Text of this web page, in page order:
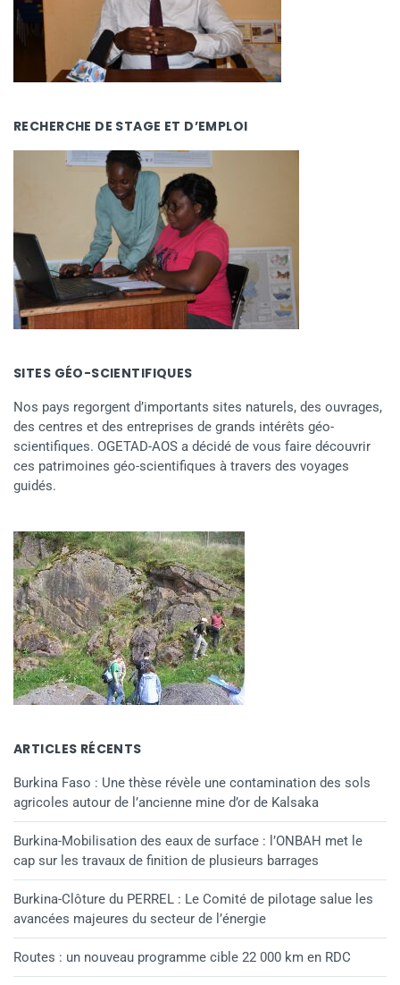
RECHERCHE DE STAGE ET D’EMPLOI
SITES GÉO-SCIENTIFIQUES
Nos pays regorgent d’importants sites naturels, des ouvrages,
des centres et des entreprises de grands intérêts géo-
scientifiques. OGETAD-AOS a décidé de vous faire découvrir
ces patrimoines géo-scientifiques à travers des voyages
guidés.
ARTICLES RÉCENTS
Burkina Faso : Une thèse révèle une contamination des sols
agricoles autour de l’ancienne mine d’or de Kalsaka
Burkina-Mobilisation des eaux de surface : l’ONBAH met le
cap sur les travaux de finition de plusieurs barrages
Burkina-Clôture du PERREL : Le Comité de pilotage salue les
avancées majeures du secteur de l’énergie
Routes : un nouveau programme cible 22 000 km en RDC